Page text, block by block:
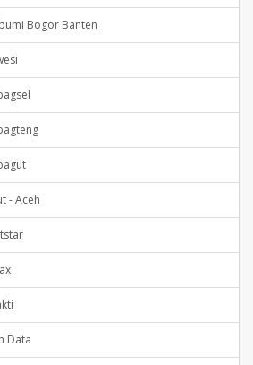
Bogor Banten
- Aceh
Data